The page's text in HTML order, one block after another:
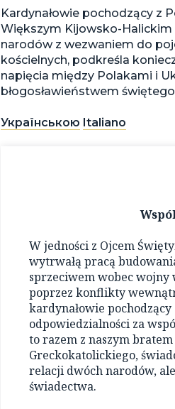
Kardynałowie pochodzący z
Większym Kijowsko-Halickim
narodów z wezwaniem do
kościelnych, podkreśla
napięcia między Polakami i
błogosławieństwem świętego
Українською Italiano
W jedności z Ojcem
wytrwałą pracą
sprzeciwem wobec
poprzez konflikty
kardynałowie
odpowiedzialności za
to razem z naszym
Greckokatolickiego,
relacji dwóch narodów,
świadectwa.